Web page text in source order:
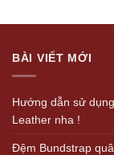
BÀI VIẾT MỚI
Hướng dẫn sử
Leather nha !
Đệm Bundstrap